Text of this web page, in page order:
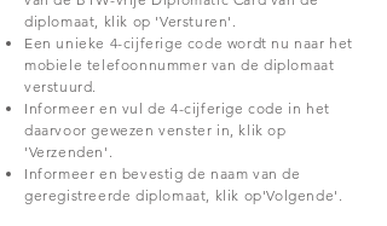
diplomaat, klik op 'Versturen'.
Een unieke 4-cijferige code wordt nu naar het
mobiele telefoonnummer van de diplomaat
verstuurd.
Informeer en vul de 4-cijferige code in het
daarvoor gewezen venster in, klik op
'Verzenden'.
Informeer en bevestig de naam van de
geregistreerde diplomaat, klik op'Volgende'.